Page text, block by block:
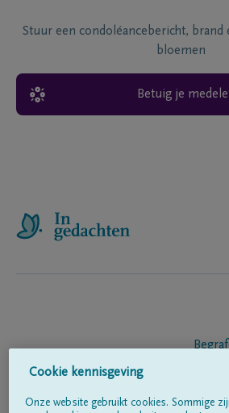
Stuur een condoléancebericht, brand
bloemen
Betuig je
Cookie kennisgeving
Onze website gebruikt cookies. Sommige